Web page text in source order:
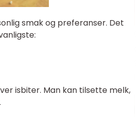
smak og preferanser. Det
isbiter. Man kan tilsette melk,